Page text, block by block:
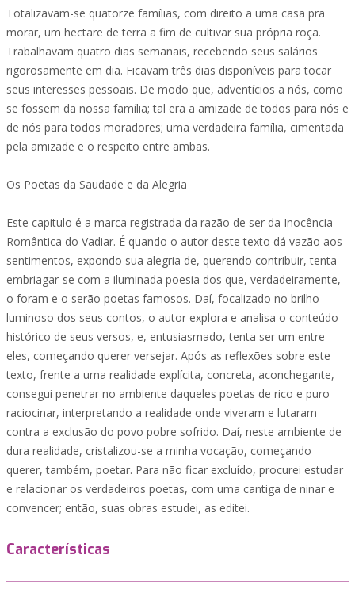
Totalizavam-se quatorze famílias, com direito a uma casa pra
morar, um hectare de terra a fim de cultivar sua própria roça.
Trabalhavam quatro dias semanais, recebendo seus salários
rigorosamente em dia. Ficavam três dias disponíveis para tocar
seus interesses pessoais. De modo que, adventícios a nós, como
se fossem da nossa família; tal era a amizade de todos para nós e
de nós para todos moradores; uma verdadeira família, cimentada
pela amizade e o respeito entre ambas.
Os Poetas da Saudade e da Alegria
Este capitulo é a marca registrada da razão de ser da Inocência
Romântica do Vadiar. É quando o autor deste texto dá vazão aos
sentimentos, expondo sua alegria de, querendo contribuir, tenta
embriagar-se com a iluminada poesia dos que, verdadeiramente,
o foram e o serão poetas famosos. Daí, focalizado no brilho
luminoso dos seus contos, o autor explora e analisa o conteúdo
histórico de seus versos, e, entusiasmado, tenta ser um entre
eles, começando querer versejar. Após as reflexões sobre este
texto, frente a uma realidade explícita, concreta, aconchegante,
consegui penetrar no ambiente daqueles poetas de rico e puro
raciocinar, interpretando a realidade onde viveram e lutaram
contra a exclusão do povo pobre sofrido. Daí, neste ambiente de
dura realidade, cristalizou-se a minha vocação, começando
querer, também, poetar. Para não ficar excluído, procurei estudar
e relacionar os verdadeiros poetas, com uma cantiga de ninar e
convencer; então, suas obras estudei, as editei.
Características